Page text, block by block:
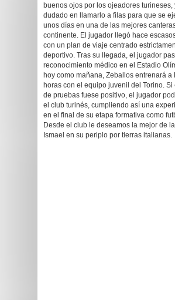
buenos ojos por los ojeadores turineses,
dudado en llamarlo a filas para que se
unos días en una de las mejores
continente. El jugador llegó hace
con un plan de viaje centrado
deportivo. Tras su llegada, el jugador
reconocimiento médico en el Estadio
hoy como mañana, Zeballos entrenará a
horas con el equipo juvenil del Torino.
de pruebas fuese positivo, el jugador
el club turinés, cumpliendo así una
en el final de su etapa formativa como
Desde el club le deseamos la mejor de
Ismael en su periplo por tierras italianas.